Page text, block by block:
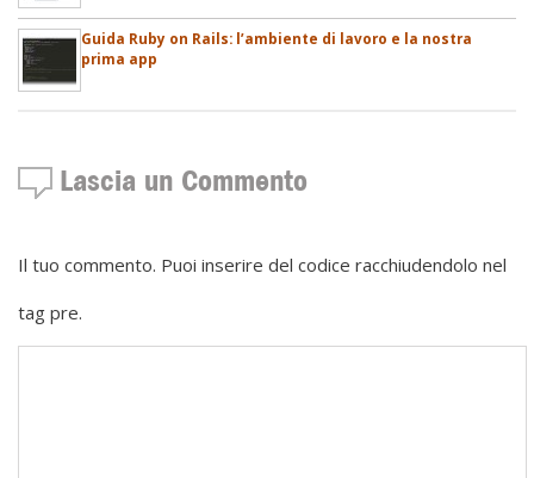
Guida Ruby on Rails: l’ambiente di lavoro e la nostra
prima app
Lascia un Commento
Il tuo commento. Puoi inserire del codice racchiudendolo nel
tag pre.